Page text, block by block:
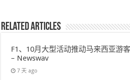
Related Articles
F1、10月大型活动推动马来西亚游
– Newswav
7 天 ago